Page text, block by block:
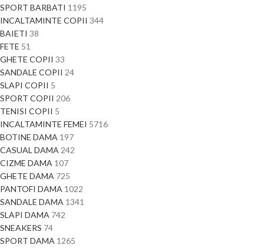
SPORT BARBATI 1195
INCALTAMINTE COPII 344
BAIETI 38
FETE 51
GHETE COPII 33
SANDALE COPII 24
SLAPI COPII 5
SPORT COPII 206
TENISI COPII 5
INCALTAMINTE FEMEI 5716
BOTINE DAMA 197
CASUAL DAMA 242
CIZME DAMA 107
GHETE DAMA 725
PANTOFI DAMA 1022
SANDALE DAMA 1341
SLAPI DAMA 742
SNEAKERS 74
SPORT DAMA 1265